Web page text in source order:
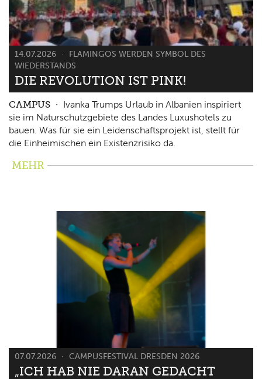
14.07.2026
FLAMINGOS WERDEN SYMBOL DES
WIEDERSTANDS
DIE REVOLUTION IST PINK!
CAMPUS
Ivanka Trumps Urlaub in Albanien inspiriert
sie im Naturschutzgebiete des Landes Luxushotels zu
bauen. Was für sie ein Leidenschaftsprojekt ist, stellt für
die Einheimischen ein Existenzrisiko da.
MEHR
07.07.2026 CAMPUSFESTIVAL DRESDEN 2026
„ICH HAB NIE DARAN GEDACHT